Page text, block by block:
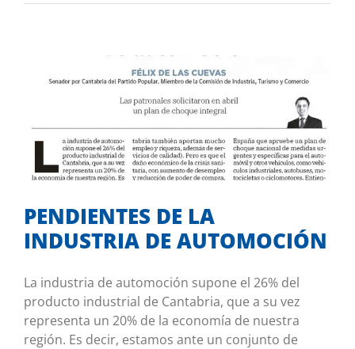
PENDIENTES DE LA INDUSTRIA DE
AUTOMOCIÓN
Tribuna de opinión
PENDIENTES DE LA
INDUSTRIA DE AUTOMOCIÓN
La industria de automoción supone el 26% del
producto industrial de Cantabria, que a su vez
representa un 20% de la economía de nuestra
región. Es decir, estamos ante un conjunto de